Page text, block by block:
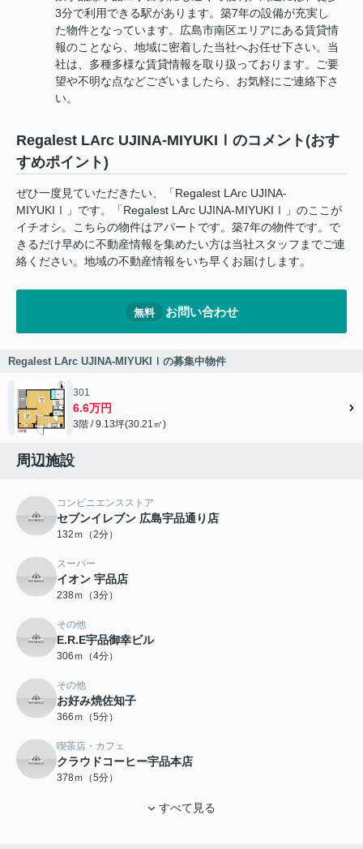
3分で利用できる駅があります。築7年の設備が充実し
た物件となっています。広島市南区エリアにある賃貸情
報のことなら、地域に密着した当社へお任せ下さい。当
社は、多種多様な賃貸情報を取り扱っております。ご要
望や不明な点などございましたら、お気軽にご連絡下さ
い。
Regalest LArc UJINA-MIYUKIⅠのコメント(おす
すめポイント)
ぜひ一度見ていただきたい、「Regalest LArc UJINA-
MIYUKIⅠ」です。「Regalest LArc UJINA-MIYUKIⅠ」のここが
イチオシ。こちらの物件はアパートです。築7年の物件です。で
きるだけ早めに不動産情報を集めたい方は当社スタッフまでご連
絡ください。地域の不動産情報をいち早くお届けします。
無料 お問い合わせ
Regalest LArc UJINA-MIYUKIⅠの募集中物件
301
6.6万円
3階 / 9.13坪(30.21㎡)
周辺施設
コンビニエンスストア
セブンイレブン 広島宇品通り店
132ｍ（2分）
スーパー
イオン 宇品店
238ｍ（3分）
その他
E.R.E宇品御幸ビル
306ｍ（4分）
その他
お好み焼佐知子
366ｍ（5分）
喫茶店・カフェ
クラウドコーヒー宇品本店
378ｍ（5分）
すべて見る